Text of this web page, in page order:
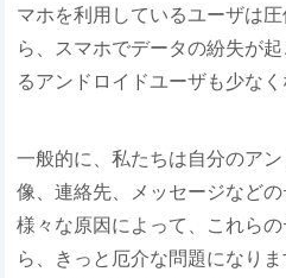
マホを利用しているユーザは
ら、スマホでデータの紛失が
るアンドロイドユーザも少なく
一般的に、私たちは自分のア
像、連絡先、メッセージなどの
様々な原因によって、これら
ら、きっと厄介な問題になり